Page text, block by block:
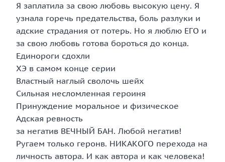
Я заплатила за свою любовь высокую цену. Я
узнала горечь предательства, боль разлуки и
адские страдания от потерь. Но я люблю ЕГО и
за свою любовь готова бороться до конца.
Единороги сдохли
ХЭ в самом конце серии
Властный наглый сволочь шейх
Сильная несломленная героиня
Принуждение моральное и физическое
Адская ревность
за негатив ВЕЧНЫЙ БАН. Любой негатив!
Ругаем только геронв. НИКАКОГО перехода на
личность автора. И как автора и как человека!